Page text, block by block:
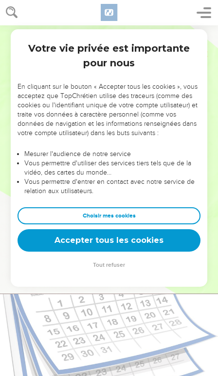
NE MANQUEZ PAS L’ÉVÉNEMENT
DE L’ANNÉE !
ET SI LEURS ERREURS POUVAIENT VOUS ÉVITER LES
VOTRES ?
leur foi ou leur vision. Mais on voit moins les doutes, les erreurs
et les saisons difficiles qu'ils ont traversés, alors même que ce
sont elles qui les ont façonnés.
Dans cette conférence, leaders, entrepreneurs, et responsables
clés pour avancer avec plus de sagesse afin que leurs erreurs
deviennent vos tremplins. Que vous guidiez un ministère, une
équipe, un groupe ou une famille, leur expérience est faite
Votre vie privée est importante
pour nous
En cliquant sur le bouton « Accepter tous les cookies », vous
acceptez que TopChrétien utilise des traceurs (comme des
cookies ou l'identifiant unique de votre compte utilisateur) et
traite vos données à caractère personnel (comme vos
données de navigation et les informations renseignées dans
votre compte utilisateur) dans les buts suivants :
Mesurer l'audience de notre service
Vous permettre d'utiliser des services tiers tels que de la
vidéo, des cartes du monde…
Vous permettre d'entrer en contact avec notre service de
relation aux utilisateurs.
Choisir mes cookies
Accepter tous les cookies
Tout refuser